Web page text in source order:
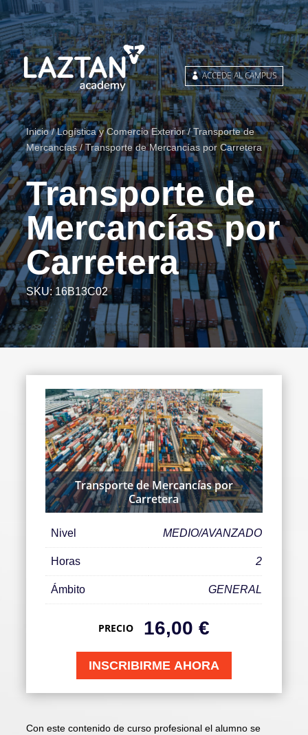
ACCEDE AL CAMPUS
Inicio/Logística y Comercio Exterior/Transporte de
Mercancías/ Transporte de Mercancías por Carretera
Transporte de
Mercancías por
Carretera
SKU:16B13C02
Con este contenido de curso profesional el alumno se
Transporte de Mercancías por
Carretera
Nivel MEDIO/AVANZADO
Horas 2
Ámbito GENERAL
PRECIO 16,00 €
INSCRIBIRME AHORA